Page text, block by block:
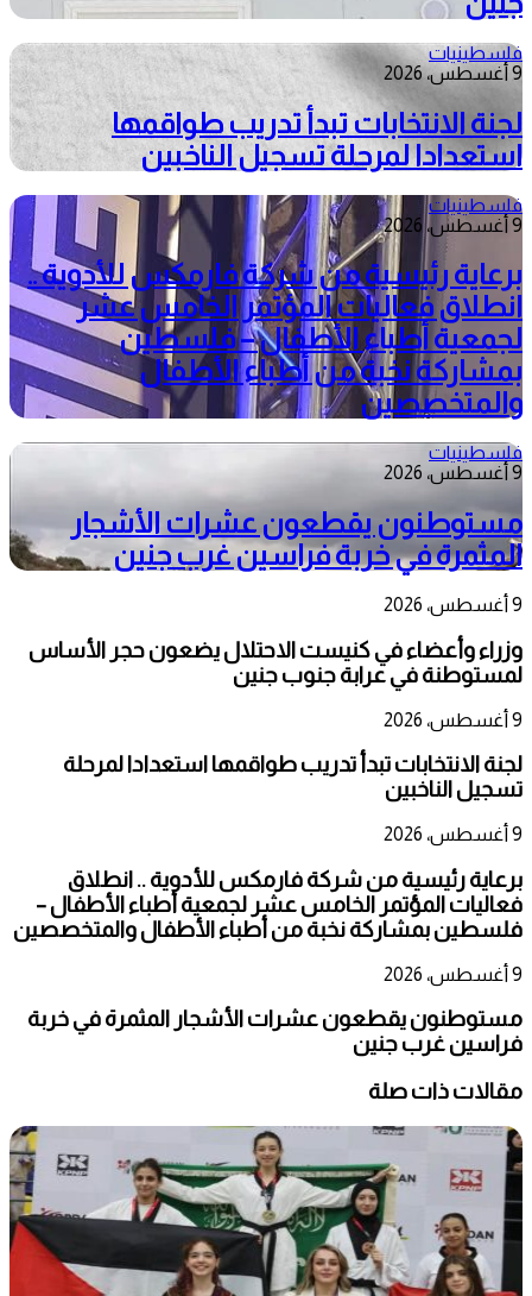
فلسطينيات
9 أغسطس، 2026
لجنة الانتخابات تبدأ تدريب طواقمها
استعدادا لمرحلة تسجيل الناخبين
فلسطينيات
9 أغسطس، 2026
برعاية رئيسية من شركة فارمكس للأدوية ..
انطلاق فعاليات المؤتمر الخامس عشر
لجمعية أطباء الأطفال – فلسطين
بمشاركة نخبة من أطباء الأطفال
والمتخصصين
فلسطينيات
9 أغسطس، 2026
مستوطنون يقطعون عشرات الأشجار
المثمرة في خربة فراسين غرب جنين
9 أغسطس، 2026
وزراء وأعضاء في كنيست الاحتلال يضعون حجر الأساس
لمستوطنة في عرابة جنوب جنين
9 أغسطس، 2026
لجنة الانتخابات تبدأ تدريب طواقمها استعدادا لمرحلة
تسجيل الناخبين
9 أغسطس، 2026
برعاية رئيسية من شركة فارمكس للأدوية .. انطلاق
فعاليات المؤتمر الخامس عشر لجمعية أطباء الأطفال –
فلسطين بمشاركة نخبة من أطباء الأطفال والمتخصصين
9 أغسطس، 2026
مستوطنون يقطعون عشرات الأشجار المثمرة في خربة
فراسين غرب جنين
مقالات ذات صلة